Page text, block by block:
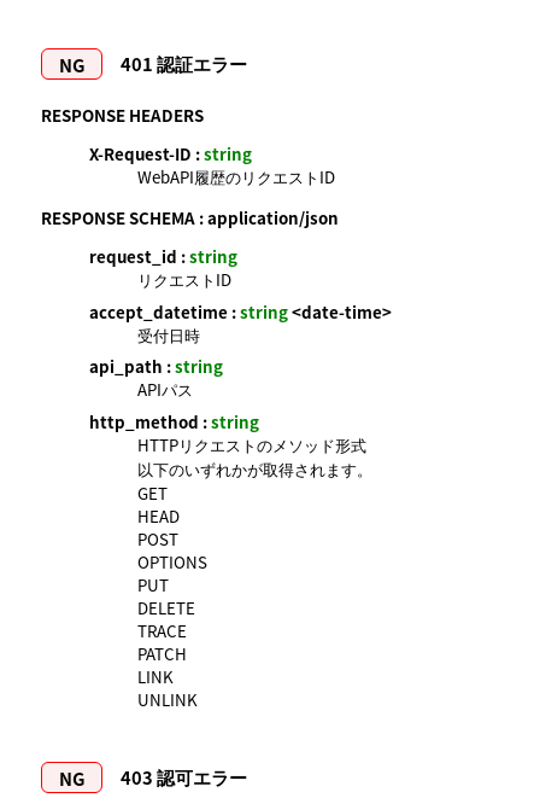
401認証エラー
RESPONSE HEADERS
X-Request-ID :string
WebAPI履歴のリクエストID
RESPONSE SCHEMA :application/json
request_id :string
リクエストID
accept_datetime :string<date-time>
受付日時
api_path :string
APIパス
http_method :string
HTTPリクエストのメソッド形式
以下のいずれかが取得されます。
GET
HEAD
POST
OPTIONS
PUT
DELETE
TRACE
PATCH
LINK
UNLINK
403認可エラー